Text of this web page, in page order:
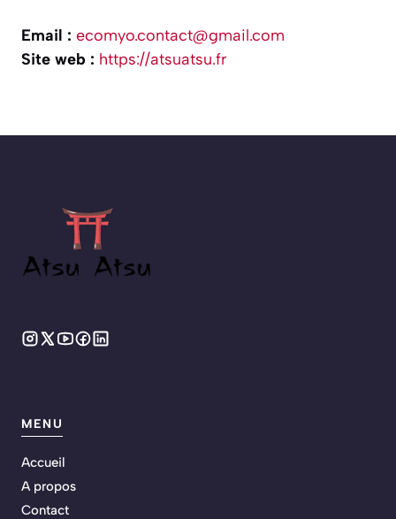
Email : ecomyo.contact@gmail.com
Site web : https://atsuatsu.fr
MENU
Accueil
A propos
Contact